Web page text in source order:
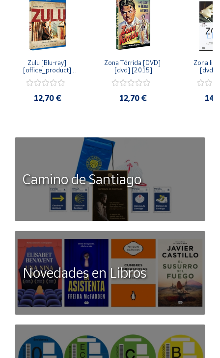
Zulu [Blu-ray]
[office_product]
12,70 €
Zona Tórrida [DVD]
[dvd] [2015]
12,70 €
Zona
[dvd]
Camino de Santiago
Novedades en Libros